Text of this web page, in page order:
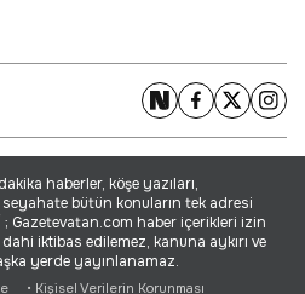
haberler, köşe yazıları,
bütün konuların tek adresi
haber içerikleri izin
iktibas edilemez, kanuna aykırı ve
yerde yayınlanamaz.
• Kişisel Verilerin Korunması